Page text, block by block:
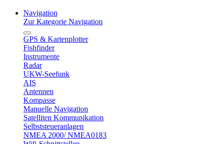
Navigation
Zur Kategorie Navigation
GPS & Kartenplotter
Fishfinder
Instrumente
Radar
UKW-Seefunk
AIS
Antennen
Kompasse
Manuelle Navigation
Satelliten Kommunikation
Selbststeueranlagen
NMEA 2000/ NMEA0183